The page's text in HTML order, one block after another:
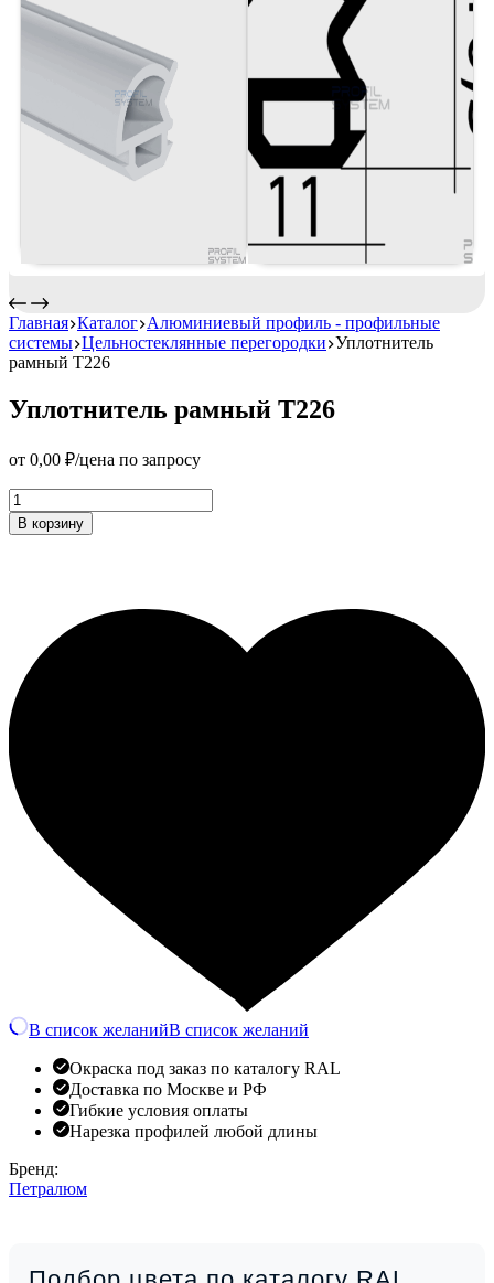
Главная Каталог Алюминиевый профиль - профильные
системы Цельностеклянные перегородки Уплотнитель
рамный Т226
Уплотнитель рамный Т226
от 0,00 ₽/цена по запросу
Уплотнитель
рамный
Т226
В корзину
В список желанийВ список желаний
Окраска под заказ по каталогу RAL
Доставка по Москве и РФ
Гибкие условия оплаты
Нарезка профилей любой длины
Бренд:
Петралюм